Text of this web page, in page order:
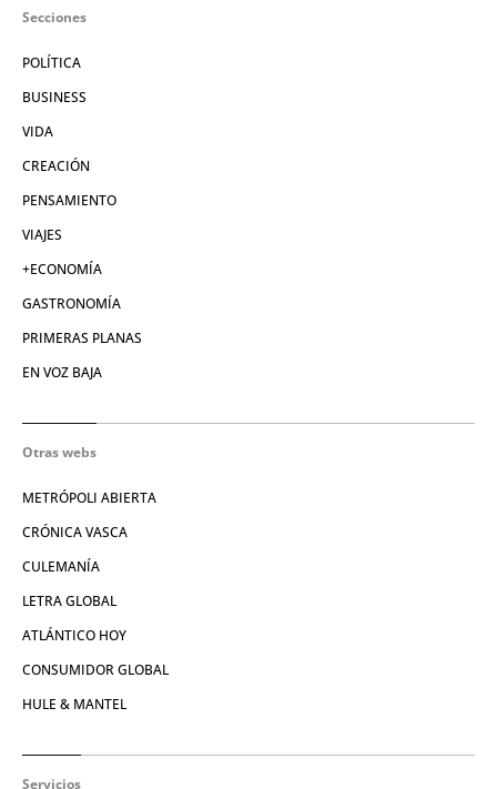
Secciones
POLÍTICA
BUSINESS
VIDA
CREACIÓN
PENSAMIENTO
VIAJES
+ECONOMÍA
GASTRONOMÍA
PRIMERAS PLANAS
EN VOZ BAJA
Otras webs
METRÓPOLI ABIERTA
CRÓNICA VASCA
CULEMANÍA
LETRA GLOBAL
ATLÁNTICO HOY
CONSUMIDOR GLOBAL
HULE & MANTEL
Servicios